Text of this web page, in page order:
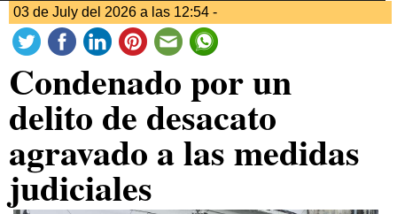
03 de July del 2026 a las 12:54 -
Condenado por un
delito de desacato
agravado a las medidas
judiciales